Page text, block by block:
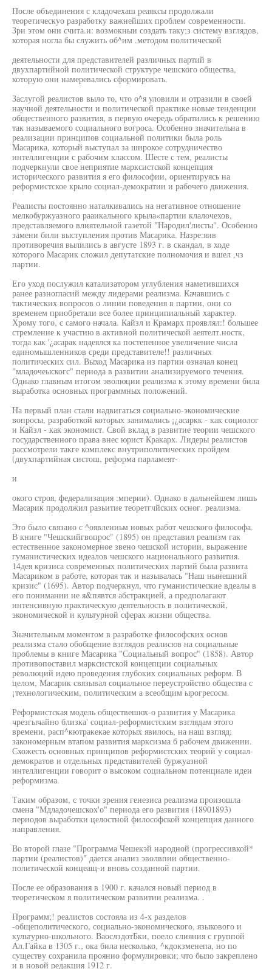
После объединения с кладочехаш реаяксы продолжали
теоретическуо разработку важнейших проблем современности.
Зри этом они счита.и: возмокныи создать таку;з систему взглядов,
которая ногла бы служить об^им .методом политической
деятельности для представителей различных партий в
двухпартийной политической структуре чешского общества,
которую они намеревались сформировать.
Заслугой реалистов выло то, что о^я уловили и отразили в своей
научной деятельности и политической практике новые тенденции
общественного развития, в первую очередь обратились к решению
так называемого социального вогроса. Особенно значительна в
реализации принципов социальной политики была роль
Масарика, который выступал за широкое сотрудничество
интеллигенции с рабочим классом. Шесте с тем, реалисты
подчеркнули свое неприятие марксистской концепция
исторического развития я его философии, ориентируясь на
реформистское крыло социал-демократии и рабочего движения.
Реалисты постоянно наталкивались на негативное отношение
мелкобуржуазного рааикального крыла«партии клалочехов,
представляемого влиятельной газетой "Народил'листы". Особенно
замени били выступления против Масарика. Назре:яив
противоречия вылились в августе 1893 г. в скандал, в ходе
которого Масарик сложил депутатские полномочия и вшел ,чз
партии.
Его уход послужил катализатором углубления наметившихся
ранее разногласий между лидерами реализма. Качавшись с
тактических вопросов о линии поведения в партии, они со
временем приобретали все более принципиальный характер.
Хрому того, с самого начала. Кайзл и Крамарх проявлял:! большее
стремление к участию в активной политической аеятелт.ностк,
тогда как '¿асарак надеялся ка постепенное увеличение числа
единомышленников среди представителе!! различных
политических сил. Выход Масарика из партии означал конец
"младочеыскогс" периода в развитии анализируемого течения.
Однако главным итогом эволюции реализма к этому времени била
выработка основных программных положений.
На первый план стали надвигаться социально-экономические
вопросы, разработкой которых занимались ¡¿асаркк - как социолог
и Кайзл - как экономист. Свой вклад в развитие теории чешского
государственного права внес юрист Кракарх. Лидеры реалистов
рассмотрели такге комплекс внутриполитических пройдем
(двухпартийная систош, реформа парламеят-
и
окого строя, федерализация :мперии). Однако в дальнейшем лишь
Масарик продолжил разьитие теоретгчйских осног. реализма.
Это было связано с ^оявлениьм новых работ чешского философа.
В книге "Чешскийгвопрос" (1895) он представил реализм гак
естественное закономерное звено чешской истории, выражение
гуманистических идеалов чешского национального развития.
14дея кризиса современных политических партий была развита
Масариком в работе, которая так и называлась "Наш нынешний
кризис" (1695). Автор подчеркнул, что гуманистические вдеалы в
его понимании не я&пявтся абстракцией, а предполагают
интенсивную практическую деятельность в политической,
экономической и культурной сферах жизни общества.
Значительным моментом в разработке философских основ
реализма стало обобщение взглядов реалисюв на социальные
проблемы в книге Масарика "Социальный вопрос" (1858). Автор
противопоставил марксистской концепции социальных
революций идею проведения глубоких социальных реформ. В
целом, Масарик связывал социальное переустройство общества с
¡технологическим, политическим а всеобщим ырогресосм.
Реформистская модель обществешюх-о развития у Масарика
чрезгычайно близка' социал-реформистским взглядам этого
времени, расп^кютракекае которых явилось, на наш взгляд;
закономерным втапом развития марксизма б рабочем движении.
Схожесть основных принципов реформистских теорий у социал-
демократов и отдельных представителей буржуазной
интеллигенции говорит о высоком социальном потенциале идеи
реформизма.
Таким образом, с точки зрения генезиса реализма произошла
смена "Мдладочешскох'о" периода его развития (18901893)
периодов выработки целостной философской концепция данного
направления.
Во второй глазе "Программа Чешекэй народной (прогрессивкой*
партии (реалистов)" дается анализ эволвпии общественно-
политической концеащ-и вновь созданной партии.
После ее образования в 1900 г. качался новый период в
теоретическом я политическом развитии реализма. .
Программ;! реалистов состояла из 4-х разделов
-общеполитического, социально-экономического, языкового и
культурно-школьного. ВаослздотБки, поело слияния с группой
Ал.Гайка в 1305 г., ока била несколько, ^кдокзменепа, но по
существу сохранила проянио формулировки; что было закреплено
и в новой редакция 1912 г.